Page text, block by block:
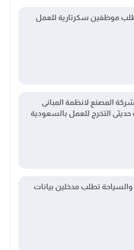
موظفين سكرتارية للعمل
المصنع لانظمة المبانى
التخرج للعمل بالسعودية
تطلب مدخلين بيانات